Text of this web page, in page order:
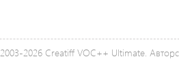
2026 Creatiff VOC++ Ultimate.